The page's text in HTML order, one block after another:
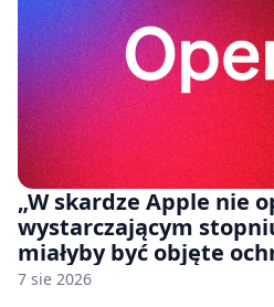
„W skardze Apple nie
wystarczającym
miałyby być objęte
handlowej”. OpenAI
7 sie 2026